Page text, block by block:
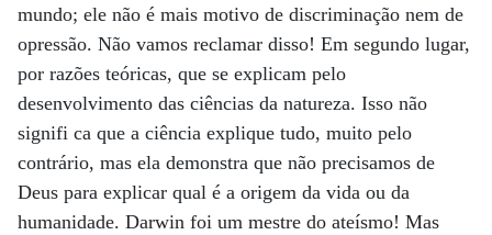
mundo; ele não é mais motivo de discriminação nem de
opressão. Não vamos reclamar disso! Em segundo lugar,
por razões teóricas, que se explicam pelo
desenvolvimento das ciências da natureza. Isso não
signifi ca que a ciência explique tudo, muito pelo
contrário, mas ela demonstra que não precisamos de
Deus para explicar qual é a origem da vida ou da
humanidade. Darwin foi um mestre do ateísmo! Mas